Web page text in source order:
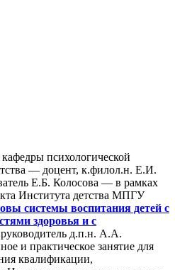
психологической
— доцент, к.филол.н. Е.И.
Е.Б. Колосова — в рамках
Института детства МПГУ
системы воспитания детей с
здоровья и с
д.п.н. А.А.
и практическое занятие для
квалификации,